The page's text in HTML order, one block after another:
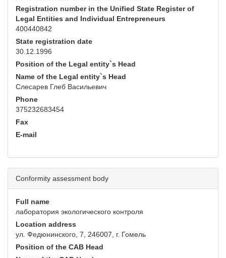
Registration number in the Unified State Register of
Legal Entities and Individual Entrepreneurs
400440842
State registration date
30.12.1996
Position of the Legal entity`s Head
Name of the Legal entity`s Head
Слесарев Глеб Васильевич
Phone
375232683454
Fax
E-mail
Conformity assessment body
Full name
лаборатория экологического контроля
Location address
ул. Федюнинского, 7, 246007, г. Гомель
Position of the CAB Head